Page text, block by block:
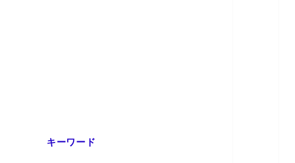
キーワード